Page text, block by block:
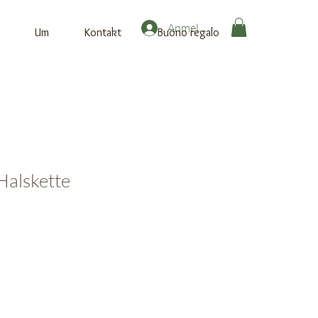
Anmelden
Um Kontakt Buono regalo